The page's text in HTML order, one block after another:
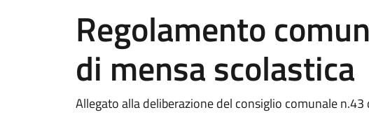
Regolamento
di mensa scolastica
Allegato alla deliberazione del consiglio comunale